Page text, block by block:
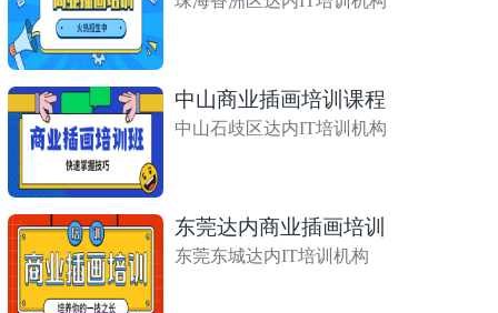
中山商业插画培训课程
中山石歧区达内IT培训机构
东莞达内商业插画培训
东莞东城达内IT培训机构